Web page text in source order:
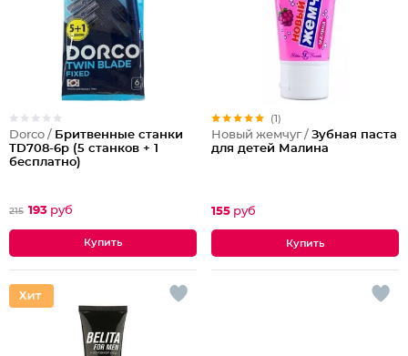
Dorco / Бритвенные станки
TD708-6p (5 станков + 1
бесплатно)
215 193 руб
(1)
Новый жемчуг / Зубная паста
для детей Малина
155 руб